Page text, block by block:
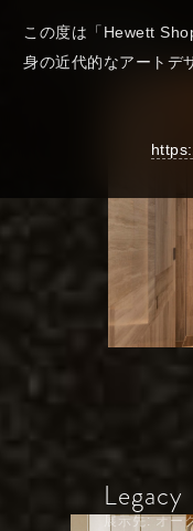
Barrage
展示先: 米国大使
Legacy
展示先: オー
この度は「Hewett
身の近代的なアートデ